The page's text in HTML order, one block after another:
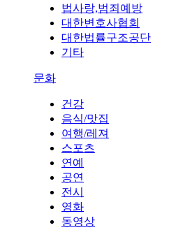
법사랑,범죄예방
대한변호사협회
대한법률구조공단
기타
문화
건강
음식/맛집
여행/레져
스포츠
연예
공연
전시
영화
동영상